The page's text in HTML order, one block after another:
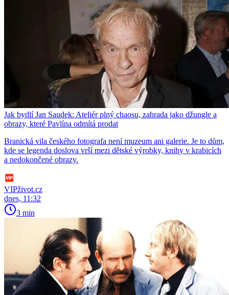
Jak bydlí Jan Saudek: Ateliér plný chaosu, zahrada jako džungle a
obrazy, které Pavlína odmítá prodat
Branická vila českého fotografa není muzeum ani galerie. Je to dům,
kde se legenda doslova vrší mezi dětské výrobky, knihy v krabicích
a nedokončené obrazy.
VIPživot.cz
dnes, 11:32
3 min